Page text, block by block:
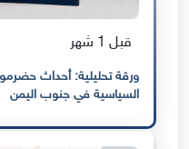
قبل 1 شهر
ورقة تحليلية: أحداث
السياسية في جنوب اليمن